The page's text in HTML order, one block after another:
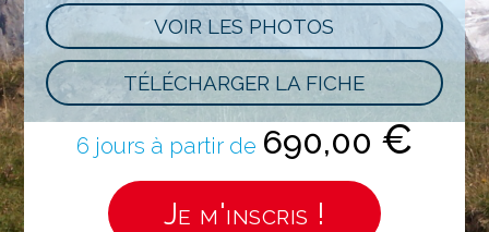
VOIR LES PHOTOS
TÉLÉCHARGER LA FICHE
6 jours à partir de 690,00 €
Je m'inscris !